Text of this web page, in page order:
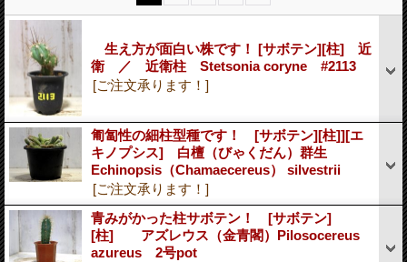
生え方が面白い株です！ [サボテン][柱] 近
衛 ／ 近衛柱 Stetsonia coryne #2113
[ご注文承ります！]
匍匐性の細柱型種です！ [サボテン][柱]][エ
キノプシス] 白檀（びゃくだん）群生
Echinopsis（Chamaecereus） silvestrii
[ご注文承ります！]
青みがかった柱サボテン！ [サボテン]
[柱] アズレウス（金青閣）Pilosocereus
azureus 2号pot